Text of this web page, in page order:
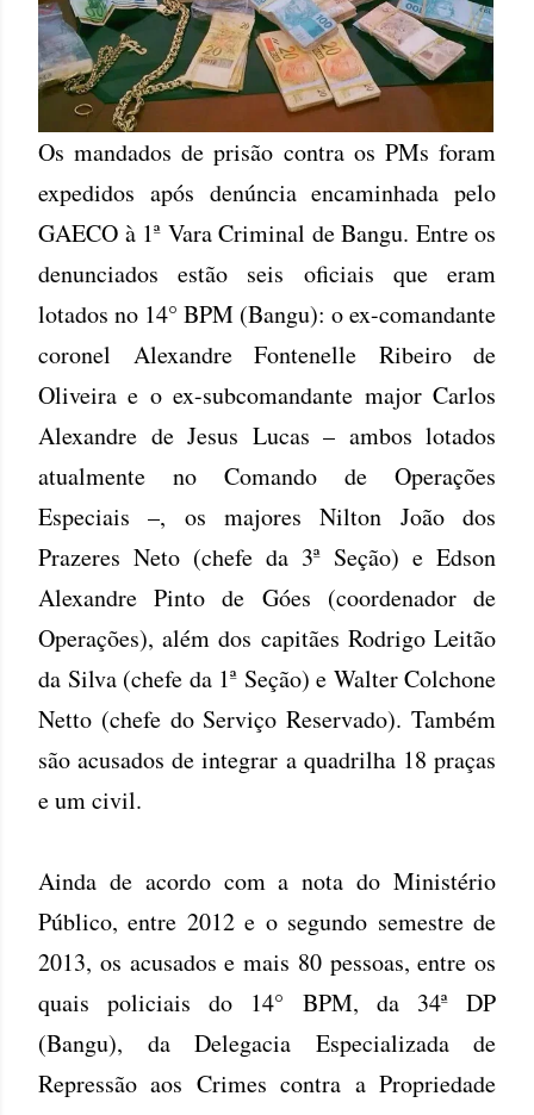
Os mandados de prisão contra os PMs foram
expedidos após denúncia encaminhada pelo
GAECO à 1ª Vara Criminal de Bangu. Entre os
denunciados estão seis oficiais que eram
lotados no 14° BPM (Bangu): o ex-comandante
coronel Alexandre Fontenelle Ribeiro de
Oliveira e o ex-subcomandante major Carlos
Alexandre de Jesus Lucas – ambos lotados
atualmente no Comando de Operações
Especiais –, os majores Nilton João dos
Prazeres Neto (chefe da 3ª Seção) e Edson
Alexandre Pinto de Góes (coordenador de
Operações), além dos capitães Rodrigo Leitão
da Silva (chefe da 1ª Seção) e Walter Colchone
Netto (chefe do Serviço Reservado). Também
são acusados de integrar a quadrilha 18 praças
e um civil.
Ainda de acordo com a nota do Ministério
Público, entre 2012 e o segundo semestre de
2013, os acusados e mais 80 pessoas, entre os
quais policiais do 14° BPM, da 34ª DP
(Bangu), da Delegacia Especializada de
Repressão aos Crimes contra a Propriedade